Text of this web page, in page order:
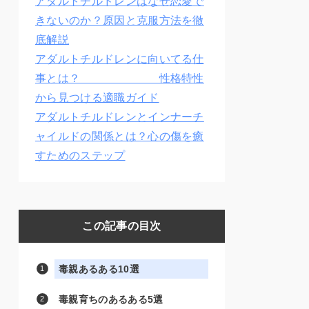
きないのか？原因と克服方法を徹
底解説
アダルトチルドレンに向いてる仕
事とは？ 性格特性
から見つける適職ガイド
アダルトチルドレンとインナーチ
ャイルドの関係とは？心の傷を癒
すためのステップ
この記事の目次
毒親あるある10選
毒親育ちのあるある5選